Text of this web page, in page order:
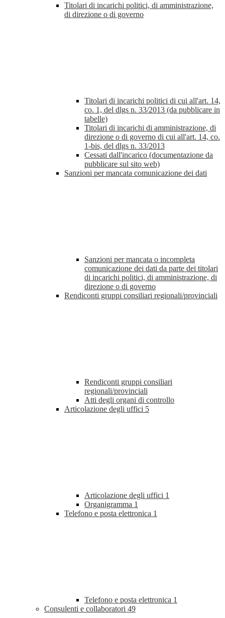
Titolari di incarichi politici, di amministrazione,
di direzione o di governo
Titolari di incarichi politici di cui all'art. 14,
co. 1, del dlgs n. 33/2013 (da pubblicare in
tabelle)
Titolari di incarichi di amministrazione, di
direzione o di governo di cui all'art. 14, co.
1-bis, del dlgs n. 33/2013
Cessati dall'incarico (documentazione da
pubblicare sul sito web)
Sanzioni per mancata comunicazione dei dati
Sanzioni per mancata o incompleta
comunicazione dei dati da parte dei titolari
di incarichi politici, di amministrazione, di
direzione o di governo
Rendiconti gruppi consiliari regionali/provinciali
Rendiconti gruppi consiliari
regionali/provinciali
Atti degli organi di controllo
Articolazione degli uffici 5
Articolazione degli uffici 1
Organigramma 1
Telefono e posta elettronica 1
Telefono e posta elettronica 1
Consulenti e collaboratori 49